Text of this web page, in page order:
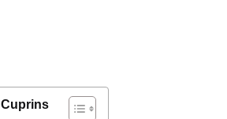
Cuprins